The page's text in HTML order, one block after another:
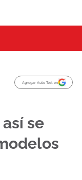
Agregar Auto Test en
se